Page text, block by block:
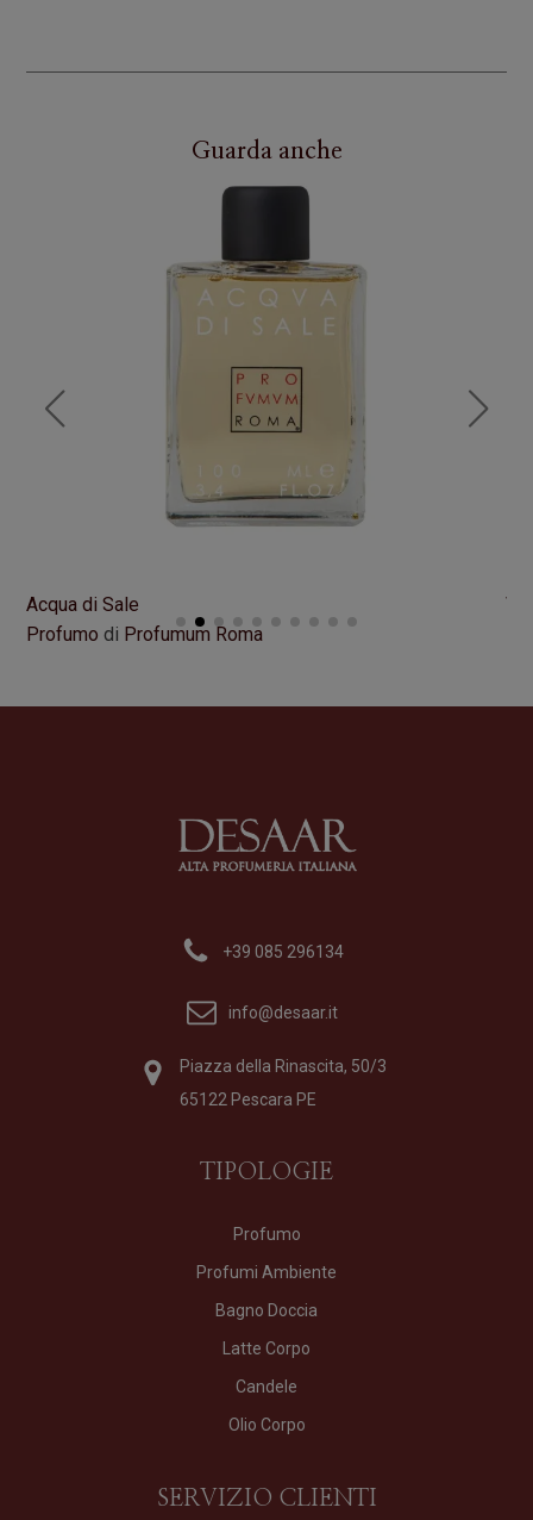
Guarda anche
Acqua di Sale
Profumo di Profumum Roma
+39 085 296134
info@desaar.it
Piazza della Rinascita, 50/3
65122 Pescara PE
TIPOLOGIE
Profumo
Profumi Ambiente
Bagno Doccia
Latte Corpo
Candele
Olio Corpo
SERVIZIO CLIENTI